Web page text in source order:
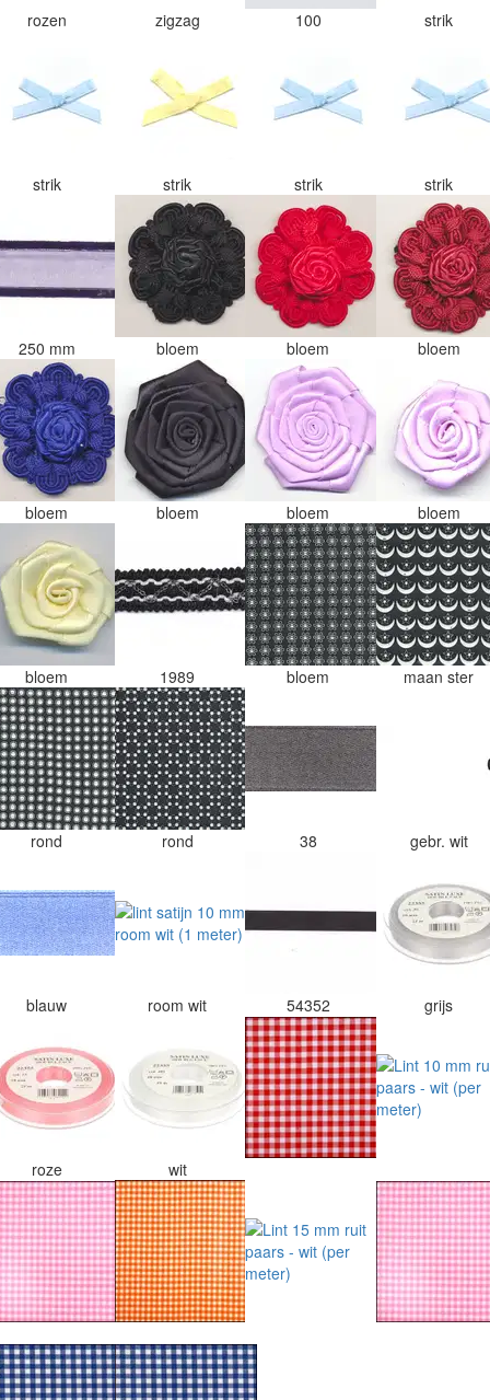
rozen zigzag 100 strik
strik strik strik strik
250 mm bloem bloem bloem
bloem bloem bloem bloem
bloem 1989 bloem maan ster
rond rond 38 gebr. wit
blauw room wit 54352 grijs
roze wit